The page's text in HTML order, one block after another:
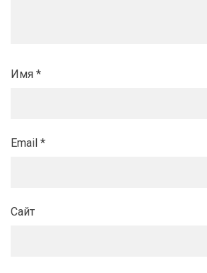
Имя *
Email *
Сайт